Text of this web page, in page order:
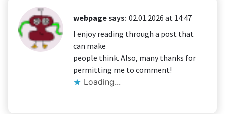
webpagesays: 02.01.2026 at 14:47
I enjoy reading through a post that
can make
people think. Also, many thanks for
permitting me to comment!
Loading...